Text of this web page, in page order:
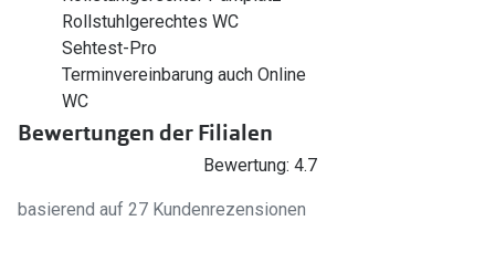
Rollstuhlgerechtes WC
Sehtest-Pro
Terminvereinbarung auch Online
WC
Bewertungen der Filialen
Bewertung: 4.7
basierend auf 27 Kundenrezensionen